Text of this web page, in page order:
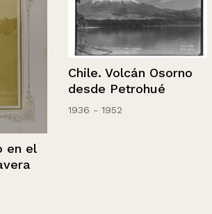
el
Chile. Volcán Osorno
desde Petrohué
1936 - 1952